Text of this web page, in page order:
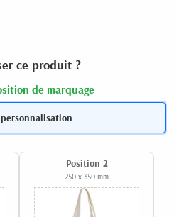
ce produit ?
de marquage
Position 2
250 x 350 mm